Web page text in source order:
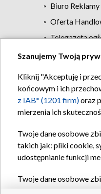
Biuro Reklamy
Oferta
Telegazeta
Szanujemy Twoją
Kliknij "Akceptuję i
końcowym i ich
z IAB* (1201 firm)oraz
mierzenia ich
Twoje dane osobowe
takich jak: pliki cookie,
udostępnianie funkcji
Twoje dane osobowe